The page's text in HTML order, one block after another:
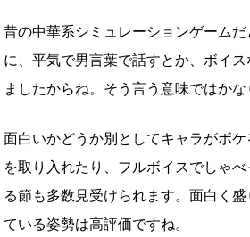
昔の中華系シミュレーションゲーム
に、平気で男言葉で話すとか、ボイ
ましたからね。そう言う意味ではかな
面白いかどうか別としてキャラがボ
を取り入れたり、フルボイスでしゃ
る節も多数見受けられます。面白く
ている姿勢は高評価ですね。